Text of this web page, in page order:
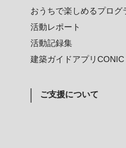
おうちで楽しめるプログ
活動レポート
活動記録集
建築ガイドアプリCONIC
ご支援について